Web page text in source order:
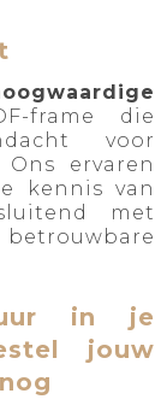
frame die
voor
ervaren
kennis van
met
in je
jouw